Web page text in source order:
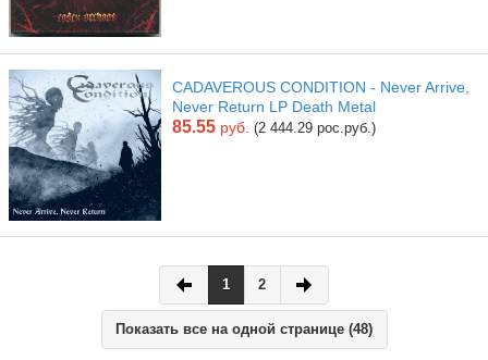
CADAVEROUS CONDITION - Never Arrive,
Never Return LP Death Metal
85.55 руб. (2 444.29 рос.руб.)
1 2
Показать все на одной странице (48)